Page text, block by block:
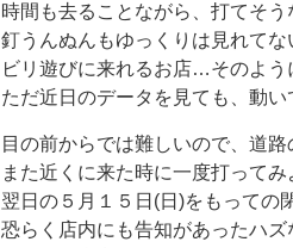
時間も去ることながら、打てそ
釘うんぬんもゆっくりは見れて
ビリ遊びに来れるお店…そのよう
ただ近日のデータを見ても、動
目の前からでは難しいので、道
また近くに来た時に一度打って
翌日の５月１５日(日)をもっての
恐らく店内にも告知があったハ